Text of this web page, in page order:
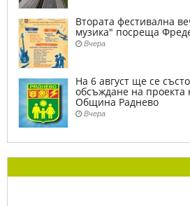
Втората фестивална
музика" посреща
Вчера
На 6 август ще се
обсъждане на
Община Раднево
Вчера